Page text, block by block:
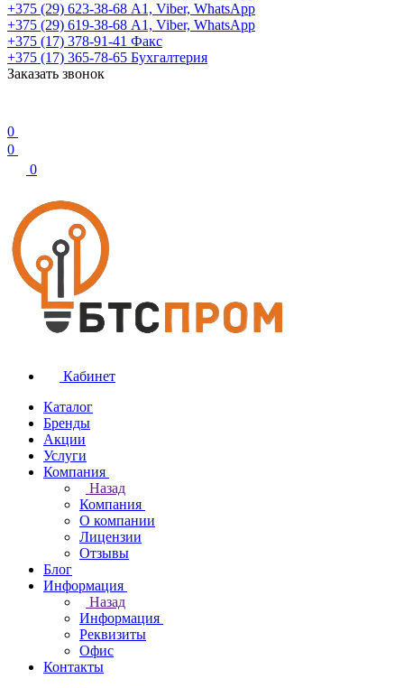
+375 (29) 623-38-68 А1, Viber, WhatsApp
+375 (29) 619-38-68 А1, Viber, WhatsApp
+375 (17) 378-91-41 Факс
+375 (17) 365-78-65 Бухгалтерия
Заказать звонок
0
0
0
Кабинет
Каталог
Бренды
Акции
Услуги
Компания
Назад
Компания
О компании
Лицензии
Отзывы
Блог
Информация
Назад
Информация
Реквизиты
Офис
Контакты